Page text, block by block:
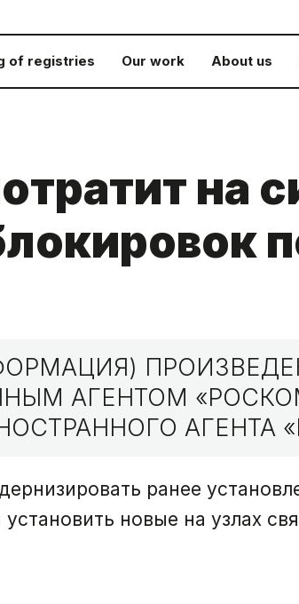
of registries Our work About us
на
АГЕНТОМ
АГЕНТА
ранее
новые на узлах